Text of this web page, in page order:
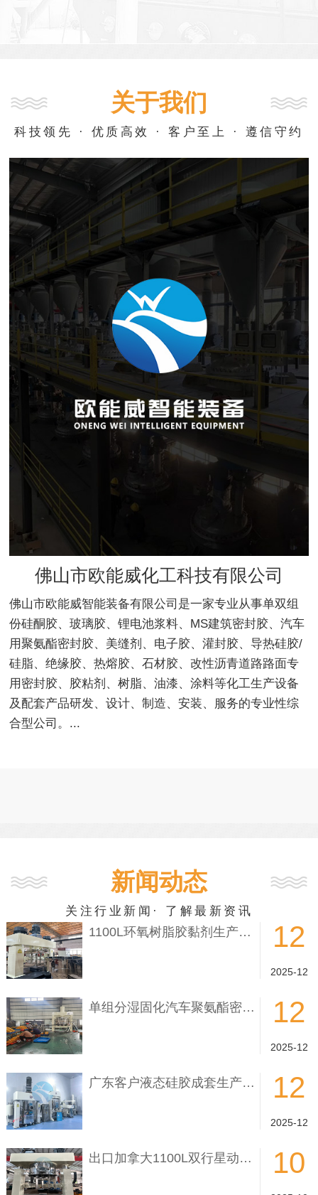
关于我们
科技领先 · 优质高效 · 客户至上 · 遵信守约
佛山市欧能威化工科技有限公司
佛山市欧能威智能装备有限公司是一家专业从事单双组
份硅酮胶、玻璃胶、锂电池浆料、MS建筑密封胶、汽车
用聚氨酯密封胶、美缝剂、电子胶、灌封胶、导热硅胶/
硅脂、绝缘胶、热熔胶、石材胶、改性沥青道路路面专
用密封胶、胶粘剂、树脂、油漆、涂料等化工生产设备
及配套产品研发、设计、制造、安装、服务的专业性综
合型公司。...
新闻动态
关注行业新闻· 了解最新资讯
1100L环氧树脂胶黏剂生产设备 12
2025-12
单组分湿固化汽车聚氨酯密封胶生产设备 12
2025-12
广东客户液态硅胶成套生产设备完成 12
2025-12
出口加拿大1100L双行星动力混合搅拌机完成 10